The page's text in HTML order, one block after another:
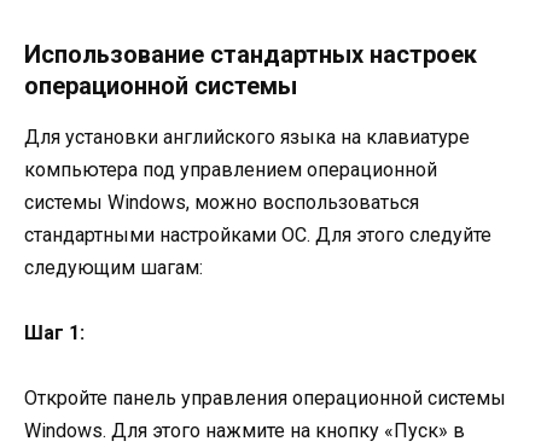
Использование стандартных настроек
операционной системы
Для установки английского языка на клавиатуре
компьютера под управлением операционной
системы Windows, можно воспользоваться
стандартными настройками ОС. Для этого следуйте
следующим шагам:
Шаг 1:
Откройте панель управления операционной системы
Windows. Для этого нажмите на кнопку «Пуск» в